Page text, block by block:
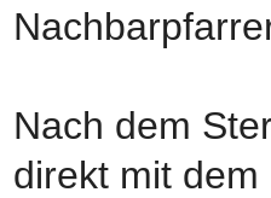
Nach dem
direkt mit